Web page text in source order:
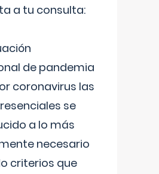
a tu consulta:
de pandemia
coronavirus las
se
a lo más
necesario
criterios que